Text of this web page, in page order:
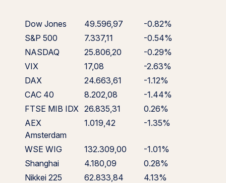
Dow Jones 49.596,97
-0.82%
S&P 500
7.337,11
-0.54%
NASDAQ
25.806,20
-0.29%
VIX
17,08
-2.63%
DAX
24.663,61
-1.12%
CAC 40
8.202,08
-1.44%
FTSE MIB IDX 26.835,31
0.26%
AEX
Amsterdam
1.019,42 -1.35%
WSE WIG 132.309,00
-1.01%
Shanghai
4.180,09
0.28%
Nikkei 225
62.833,84
4.13%